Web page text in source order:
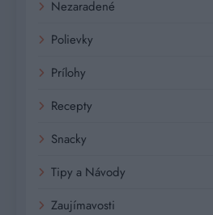
Nezaradené
Polievky
Prílohy
Recepty
Snacky
Tipy a Návody
Zaujímavosti